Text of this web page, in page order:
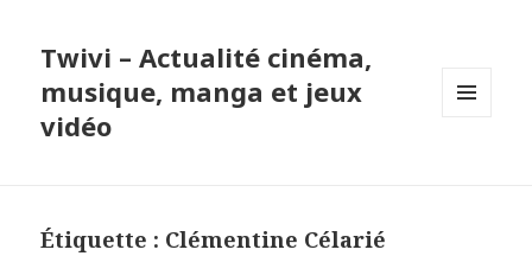
Twivi – Actualité cinéma,
musique, manga et jeux
vidéo
Étiquette : Clémentine Célarié